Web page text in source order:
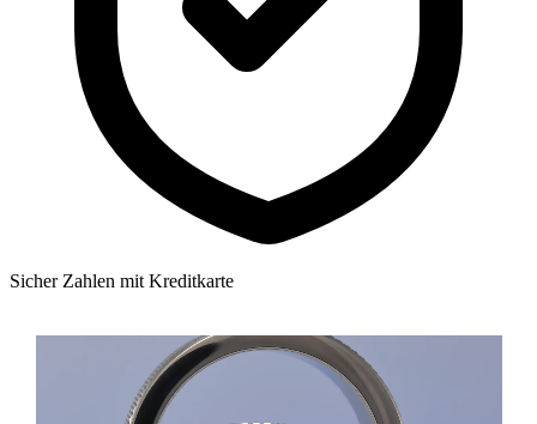
Sicher Zahlen mit Kreditkarte